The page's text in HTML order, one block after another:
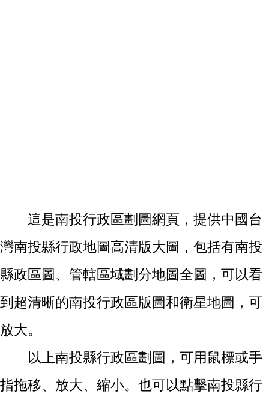
這是南投行政區劃圖網頁，提供中國台
灣南投縣行政地圖高清版大圖，包括有南投
縣政區圖、管轄區域劃分地圖全圖，可以看
到超清晰的南投行政區版圖和衛星地圖，可
放大。
以上南投縣行政區劃圖，可用鼠標或手
指拖移、放大、縮小。也可以點擊南投縣行